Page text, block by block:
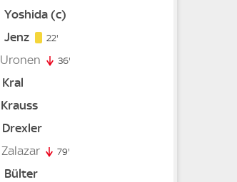
Yoshida(c)
Jenz 22'
Uronen 36'
Kral
Krauss
Drexler
Zalazar 79'
Bülter